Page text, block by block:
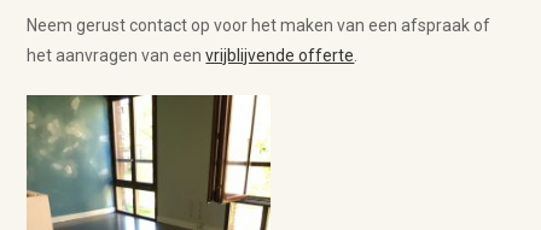
Neem gerust contact op voor het maken van een afspraak of
het aanvragen van eenvrijblijvende offerte